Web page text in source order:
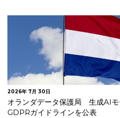
2026年 7月 30日
オランダデータ保護局 生成AIモ
GDPRガイドラインを公表